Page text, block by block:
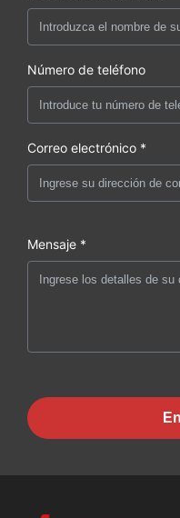
Número de teléfono
Correo electrónico *
Mensaje *